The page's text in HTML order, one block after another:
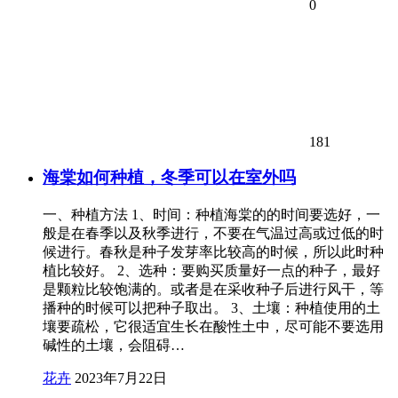
0
181
海棠如何种植，冬季可以在室外吗
一、种植方法 1、时间：种植海棠的的时间要选好，一
般是在春季以及秋季进行，不要在气温过高或过低的时
候进行。春秋是种子发芽率比较高的时候，所以此时种
植比较好。 2、选种：要购买质量好一点的种子，最好
是颗粒比较饱满的。或者是在采收种子后进行风干，等
播种的时候可以把种子取出。 3、土壤：种植使用的土
壤要疏松，它很适宜生长在酸性土中，尽可能不要选用
碱性的土壤，会阻碍…
花卉 2023年7月22日